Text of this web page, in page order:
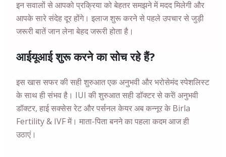
इन सवालों से आपको प्रक्रिया को बेहतर समझने में मदद मिलेगी और
आपके सारे संदेह दूर होंगे। इलाज शुरू करने से पहले उपचार से जुड़ी
जरूरी बातें जान लेना बेहद जरूरी होता है।
आईयूआई शुरू करने का सोच रहे हैं?
इस खास सफर की सही शुरुआत एक अनुभवी और भरोसेमंद स्पेशलिस्ट
के साथ ही संभव है। IUI की शुरुआत सही डॉक्टर से करें! अनुभवी
डॉक्टर, हाई सक्सेस रेट और पर्सनल केयर अब कन्नूर के Birla
Fertility & IVF में। माता-पिता बनने का पहला कदम आज ही
उठाएं।